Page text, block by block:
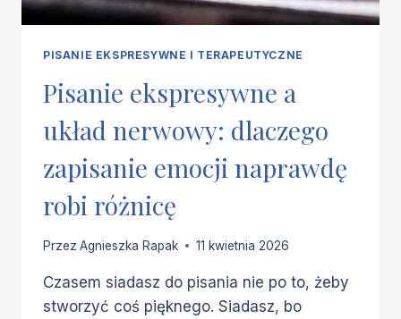
PISANIE EKSPRESYWNE I TERAPEUTYCZNE
Pisanie ekspresywne a
układ nerwowy: dlaczego
zapisanie emocji naprawdę
robi różnicę
Przez Agnieszka Rapak 11 kwietnia 2026
Czasem siadasz do pisania nie po to, żeby
stworzyć coś pięknego. Siadasz, bo